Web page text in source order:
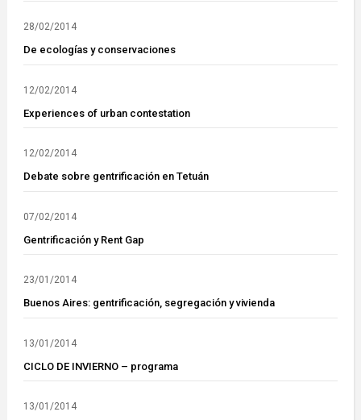
28/02/2014
De ecologías y conservaciones
12/02/2014
Experiences of urban contestation
12/02/2014
Debate sobre gentrificación en Tetuán
07/02/2014
Gentrificación y Rent Gap
23/01/2014
Buenos Aires: gentrificación, segregación y vivienda
13/01/2014
CICLO DE INVIERNO – programa
13/01/2014